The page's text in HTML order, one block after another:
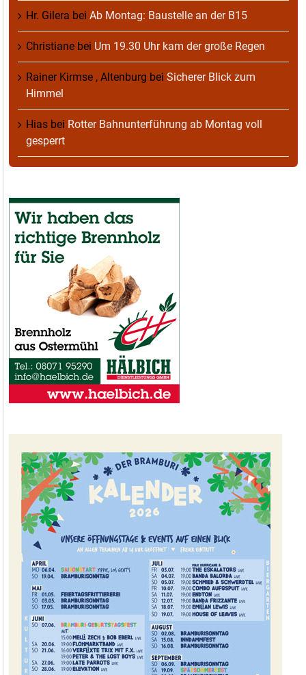
Hr. Gilera bei Ab Montag: Baustelle an der B15
Christiane bei Um 19.30 Uhr kam der große Regen
Rainer Kirmse , Altenburg bei Sicherer Blick zum
Himmel
Hias bei Rotter Bahnunterführung ab Montag voll
gesperrt